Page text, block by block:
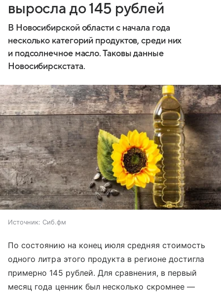
выросла до 145 рублей
В Новосибирской области с начала года
несколько категорий продуктов, среди них
и подсолнечное масло. Таковы данные
Новосибирскстата.
Источник: Сиб.фм
По состоянию на конец июля средняя стоимость
одного литра этого продукта в регионе достигла
примерно 145 рублей. Для сравнения, в первый
месяц года ценник был несколько скромнее —